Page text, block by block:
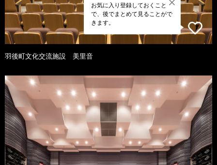
お気に入り登録しておくこと
で、後でまとめて見ることがで
きます。
羽後町文化交流施設 美里音